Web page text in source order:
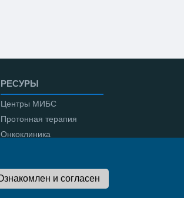
РЕСУРЫ
Центры МИБС
Протонная терапия
Онкоклиника